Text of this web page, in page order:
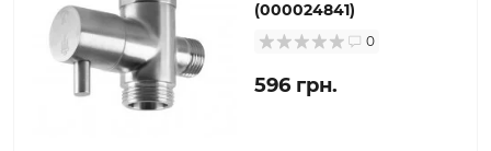
(000024841)
0
596 грн.